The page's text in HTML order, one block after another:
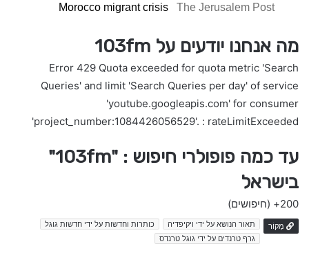
Morocco migrant crisis
The Jerusalem Post
מה אנחנו יודעים על 103fm
Error 429 Quota exceeded for quota metric 'Search
Queries' and limit 'Search Queries per day' of service
'youtube.googleapis.com' for consumer
'project_number:1084426056529'. : rateLimitExceeded
עד כמה פופולרי חיפוש : "103fm"
בישראל
200+ (חיפושים)
מָקוֹר תאור הנושא על ידי ויקיפדיה
כותרות וחדשות על ידי חדשות גוגל
גרף טרנדים על ידי גוגל טרנדס